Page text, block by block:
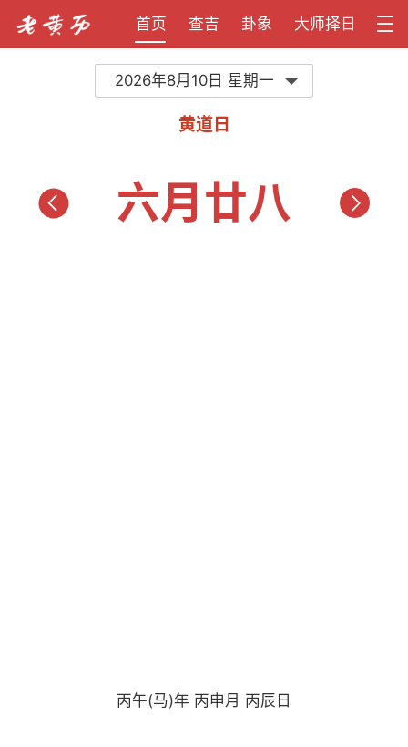
首页 查吉 卦象 大师择日
2026年8月10日 星期一
黄道日
六月廿八
丙午(马)年 丙申月 丙辰日